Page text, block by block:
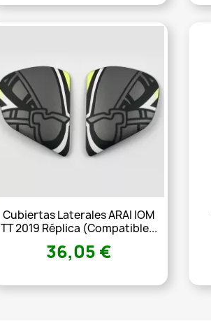
Cubiertas Laterales ARAI IOM
TT 2019 Réplica (Compatible...
36,05 €